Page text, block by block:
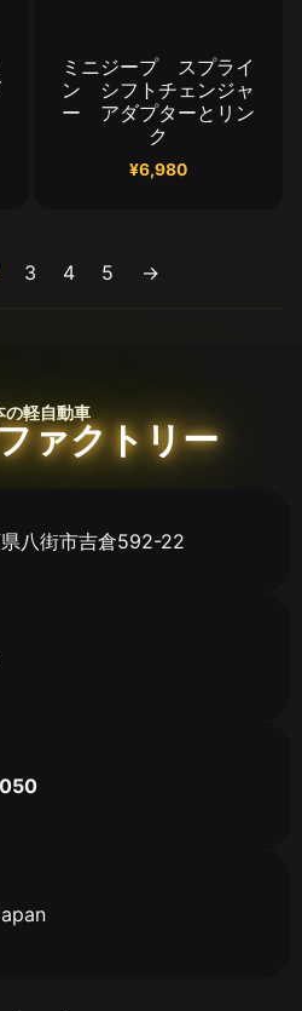
ミニジープ スプライ
ン シフトチェンジャ
ー アダプターとリン
ク
¥6,980
3 4 5 →
の軽自動車
ァクトリー
八街市吉倉592-22